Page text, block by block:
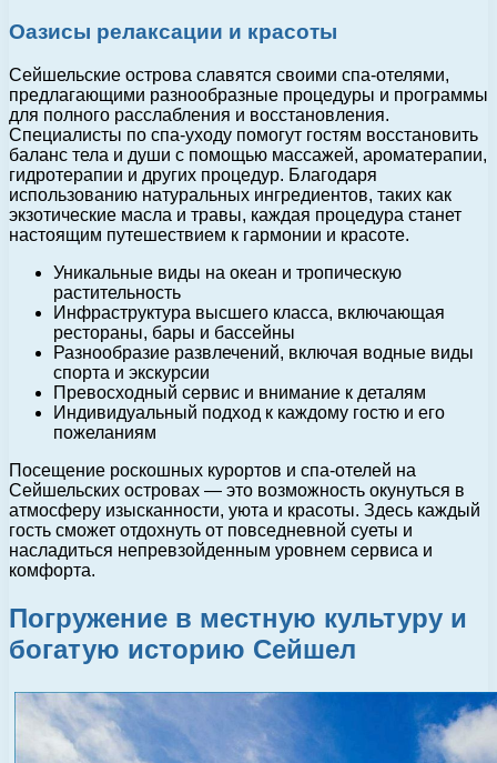
Оазисы релаксации и красоты
Сейшельские острова славятся своими спа-отелями,
предлагающими разнообразные процедуры и программы
для полного расслабления и восстановления.
Специалисты по спа-уходу помогут гостям восстановить
баланс тела и души с помощью массажей, ароматерапии,
гидротерапии и других процедур. Благодаря
использованию натуральных ингредиентов, таких как
экзотические масла и травы, каждая процедура станет
настоящим путешествием к гармонии и красоте.
Уникальные виды на океан и тропическую
растительность
Инфраструктура высшего класса, включающая
рестораны, бары и бассейны
Разнообразие развлечений, включая водные виды
спорта и экскурсии
Превосходный сервис и внимание к деталям
Индивидуальный подход к каждому гостю и его
пожеланиям
Посещение роскошных курортов и спа-отелей на
Сейшельских островах — это возможность окунуться в
атмосферу изысканности, уюта и красоты. Здесь каждый
гость сможет отдохнуть от повседневной суеты и
насладиться непревзойденным уровнем сервиса и
комфорта.
Погружение в местную культуру и
богатую историю Сейшел